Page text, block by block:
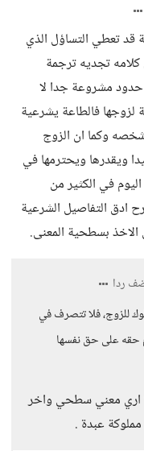
قد تعطي التساؤل الذي
تجديه ترجمة
مشروعة جدا لا
لزوجها فالطاعة يشرعية
وكما ان الزوج
ويقدرها ويحترمها في
في الكثير من
ادق التفاصيل الشرعية
الاخذ بسطحية المعنى.
ردا
للزوج، فلا تتصرف في
حقه على حق نفسها
اري معني سطحي واخر
عبدة .